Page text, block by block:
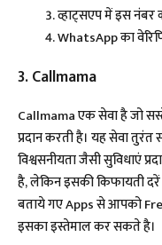
व्हाट्सएप में इस नंबर
WhatsApp का
3. Callmama
Callmama एक सेवा है जो
प्रदान करती है। यह सेवा
विश्वसनीयता जैसी सुविधाएं
है, लेकिन इसकी किफायती
बताये गए Apps से आपको
इसका इस्तेमाल कर सकते है।